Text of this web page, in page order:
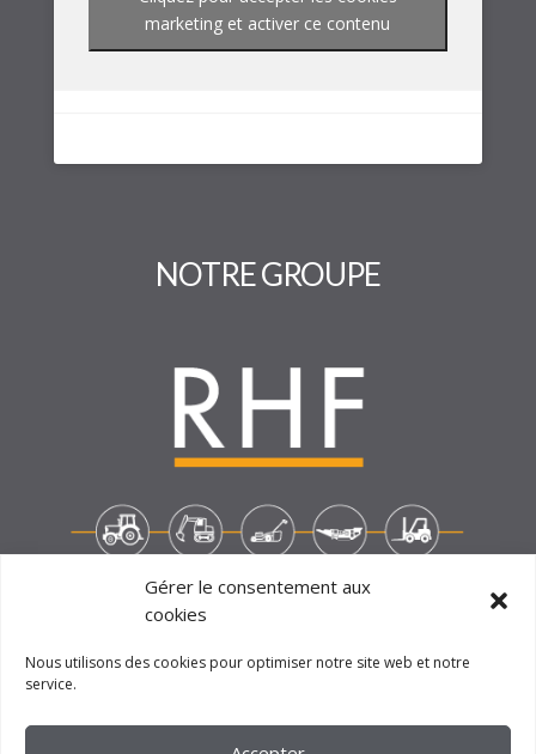
Gérer le consentement aux
cookies
Nous utilisons des cookies pour optimiser notre site web et notre
service.
marketing et activer ce contenu
NOTRE GROUPE
2023 –FM CRÉATION